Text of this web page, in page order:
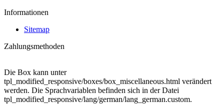
Informationen
Sitemap
Zahlungsmethoden
Die Box kann unter
tpl_modified_responsive/boxes/box_miscellaneous.html verändert
werden. Die Sprachvariablen befinden sich in der Datei
tpl_modified_responsive/lang/german/lang_german.custom.